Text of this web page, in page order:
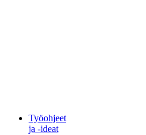
Työohjeet
ja -ideat